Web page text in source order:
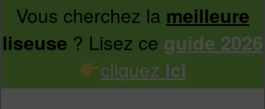
Aller
au
Aller
au
Vous cherchez la meilleure
liseuse ? Lisez ce guide 2026
cliquez ici